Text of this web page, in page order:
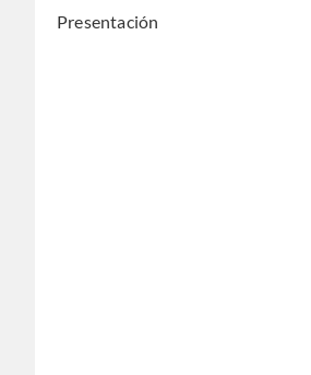
Presentación